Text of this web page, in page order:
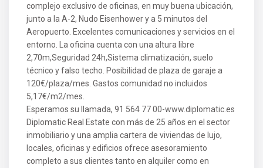
complejo exclusivo de oficinas, en muy buena ubicación,
junto a la A-2, Nudo Eisenhower y a 5 minutos del
Aeropuerto. Excelentes comunicaciones y servicios en el
entorno. La oficina cuenta con una altura libre
2,70m,Seguridad 24h,Sistema climatización, suelo
técnico y falso techo. Posibilidad de plaza de garaje a
120€/plaza/mes. Gastos comunidad no incluidos
5,17€/m2/mes.
Esperamos su llamada, 91 564 77 00-www.diplomatic.es
Diplomatic Real Estate con más de 25 años en el sector
inmobiliario y una amplia cartera de viviendas de lujo,
locales, oficinas y edificios ofrece asesoramiento
completo a sus clientes tanto en alquiler como en